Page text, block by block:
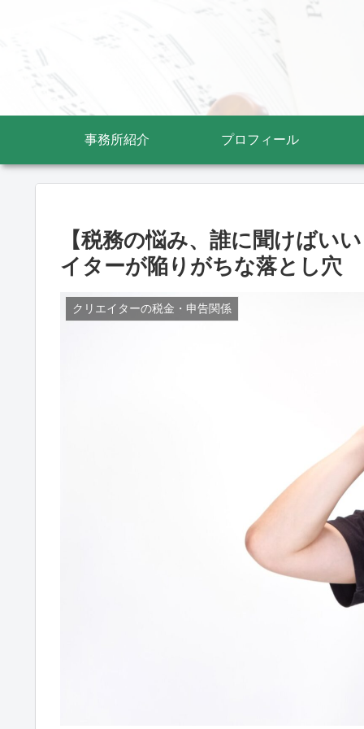
事務所紹介 プロフィール
【税務の悩み、誰に聞けばい
イターが陥りがちな落とし穴
クリエイターの税金・申告関係